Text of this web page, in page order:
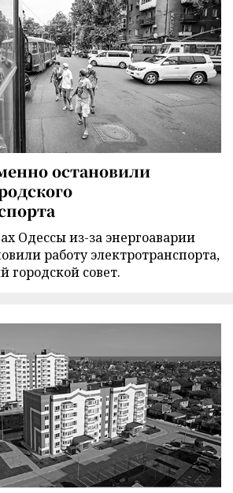
остановили
Одессы из-за энергоаварии
работу электротранспорта,
городской совет.